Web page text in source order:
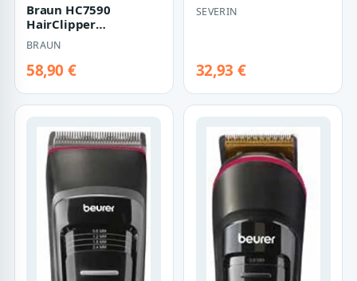
Braun HC7590
HairClipper
(silber/schwarz)
BRAUN
58,90 €
SEVERIN
32,93 €